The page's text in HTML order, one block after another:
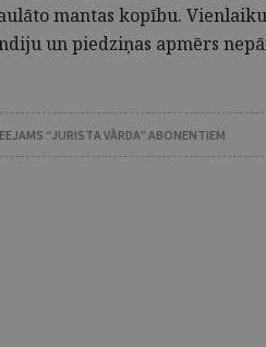
mantas kopību.
un piedziņas apmērs
“JURISTA VĀRDA” ABONENTIEM